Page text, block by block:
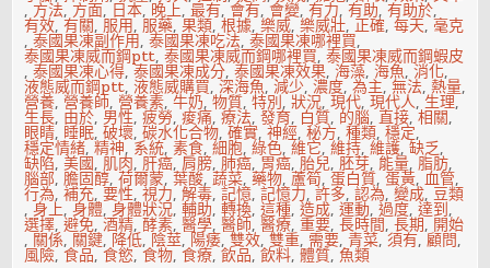
, 方法, 方面, 日本, 晚上,最有, 會有, 會變,有力,有助,有助於,
有效,有關,服用,服藥,果類,根據,樂威,樂威壯,正確,每天,毫克
,泰國果凍副作用,泰國果凍吃法,泰國果凍哪裡買,
泰國果凍威而鋼ptt,泰國果凍威而鋼哪裡買,泰國果凍威而鋼蝦皮
,泰國果凍心得,泰國果凍成分,泰國果凍效果,海藻,海魚,消化,
液態威而鋼ptt,液態威購買,深海魚,減少,濃度,為主,無法,熱量,
營養,營養師,營養素,牛奶,物質,特別,狀況,現代,現代人,生理,
生長, 由於, 男性,疲勞,痠痛,療法,發育, 白質, 的腦,直接,相關,
眼睛, 睡眠,破壞,碳水化合物,確實,神經,秘方,種類,穩定,
穩定情緒,精神, 系統,素食,細胞,綠色,維它,維持,維護,缺乏,
缺陷,美國,肌肉,肝癌, 肩膀,肺癌, 胃癌,胎兒,胚芽, 能量,脂肪,
腦部,膽固醇,荷爾蒙,葉酸,蔬菜,藥物,蘆筍,蛋白質,蛋黃,血管,
行為,補充,要性,視力,解毒,記憶,記憶力,許多,認為,變成,豆類
,身上,身體,身體狀況,輔助,轉換,這種,造成,運動,過度,達到,
選擇,避免,酒精,酵素,醫學,醫師,醫療,重要,長時間,長期, 開始
, 關係, 關鍵, 降低, 陰莖, 陽痿,雙效,雙重, 需要,青菜,須有,顧問,
風險,食品,食慾,食物,食療,飲品,飲料,體質, 魚類